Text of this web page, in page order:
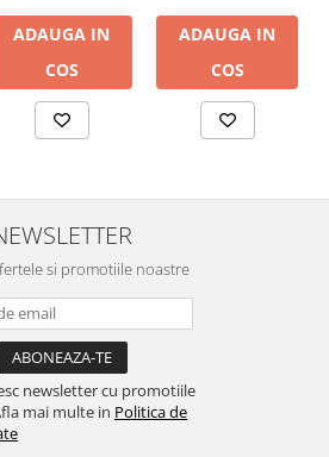
ADAUGA IN
COS
ADAUGA IN
COS
si promotiile noastre
newsletter cu promotiile
mai multe in Politica de